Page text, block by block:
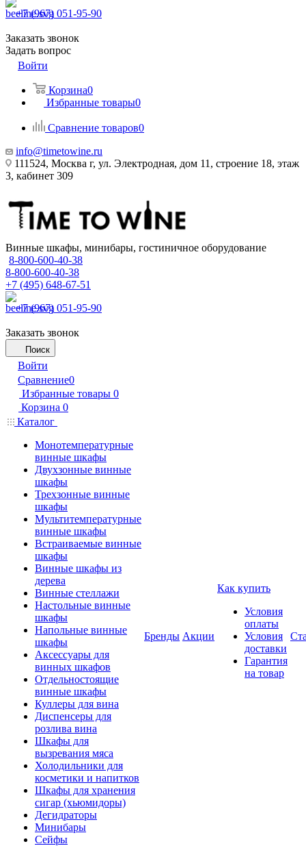
+7 (967) 051-95-90
Заказать звонок
Задать вопрос
Войти
Корзина0
Избранные товары0
Сравнение товаров0
info@timetowine.ru
111524, Москва г, ул. Электродная, дом 11, строение 18, этаж
3, кабинет 309
Винные шкафы, минибары, гостиничное оборудование
8-800-600-40-38
8-800-600-40-38
+7 (495) 648-67-51
+7 (967) 051-95-90
Заказать звонок
Поиск
Войти
Сравнение0
Избранные товары 0
Корзина 0
Каталог
Монотемпературные
винные шкафы
Двухзонные винные
шкафы
Трехзонные винные
шкафы
Мультитемпературные
винные шкафы
Встраиваемые винные
шкафы
Винные шкафы из
дерева
Винные стеллажи
Настольные винные
шкафы
Напольные винные
шкафы
Аксессуары для
винных шкафов
Отдельностоящие
винные шкафы
Куллеры для вина
Диспенсеры для
розлива вина
Шкафы для
вызревания мяса
Холодильники для
косметики и напитков
Шкафы для хранения
сигар (хьюмидоры)
Дегидраторы
Минибары
Сейфы
Бренды Акции
Как купить
Условия
оплаты
Условия
доставки
Гарантия
на товар